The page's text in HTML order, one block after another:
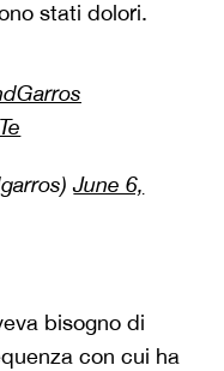
stati dolori.
June 6,
bisogno di
con cui ha